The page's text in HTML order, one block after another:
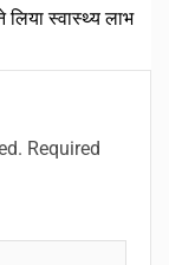
लिया स्वास्थ्य लाभ
Required